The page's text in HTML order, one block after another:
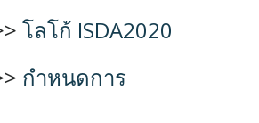
โลโก้ ISDA2020
กำหนดการ